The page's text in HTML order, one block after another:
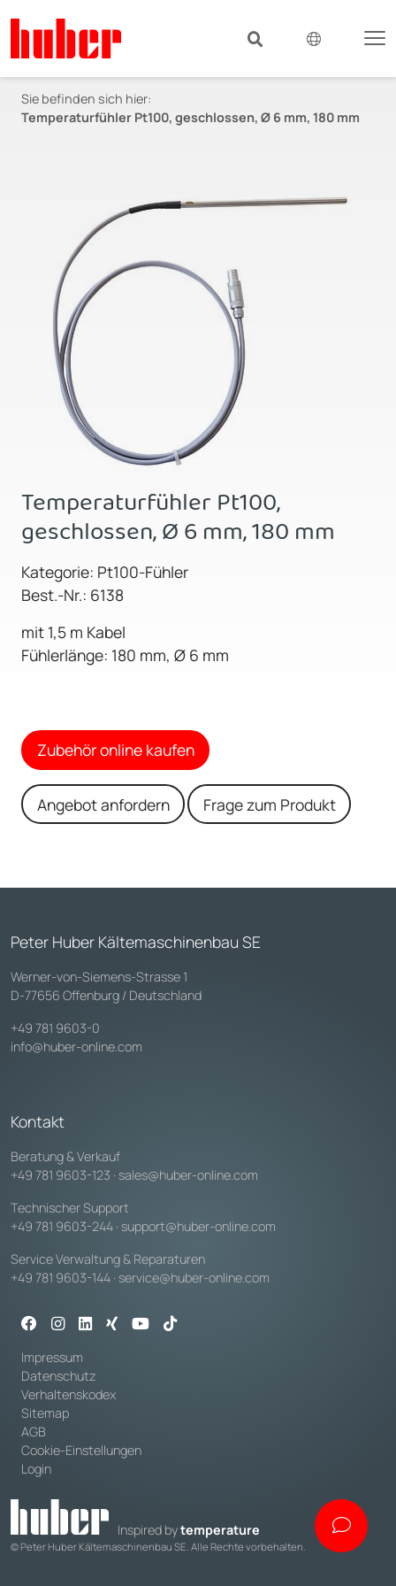
Sie befinden sich hier:
Temperaturfühler Pt100, geschlossen, Ø 6 mm, 180 mm
Temperaturfühler Pt100,
geschlossen, Ø 6 mm, 180 mm
Kategorie: Pt100-Fühler
Best.-Nr.: 6138
mit 1,5 m Kabel
Fühlerlänge: 180 mm, Ø 6 mm
Zubehör online kaufen
Angebot anfordern Frage zum Produkt
Peter Huber Kältemaschinenbau SE
Werner-von-Siemens-Strasse 1
D-77656 Offenburg / Deutschland
+49 781 9603-0
info@huber-online.com
Kontakt
Beratung & Verkauf
+49 781 9603-123 · sales@huber-online.com
Technischer Support
+49 781 9603-244 · support@huber-online.com
Service Verwaltung & Reparaturen
+49 781 9603-144 · service@huber-online.com
Impressum
Datenschutz
Verhaltenskodex
Sitemap
AGB
Cookie-Einstellungen
Login
Inspired bytemperature
© Peter Huber Kältemaschinenbau SE. Alle Rechte vorbehalten.